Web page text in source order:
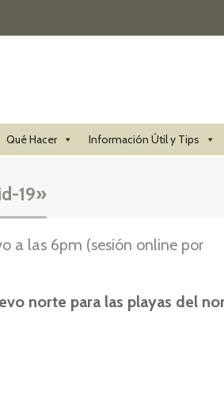
Qué Hacer Información Útil y Tips
19»
a las 6pm (sesión online por
norte para las playas del